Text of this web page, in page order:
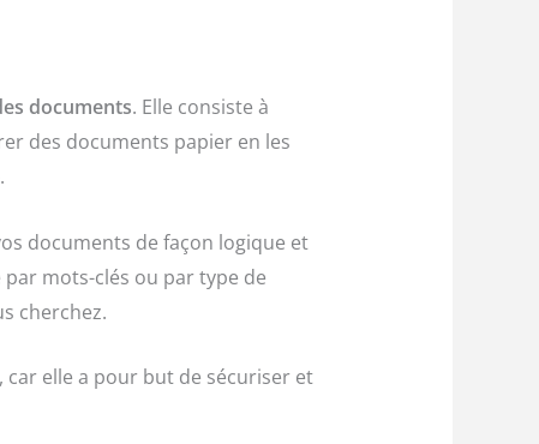
documents. Elle consiste à
des documents papier en les
documents de façon logique et
mots-clés ou par type de
cherchez.
elle a pour but de sécuriser et